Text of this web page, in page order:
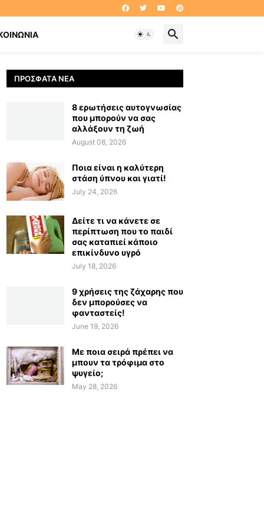
ΠΡΌΣΦΑΤΑ ΝΈΑ
8 ερωτήσεις αυτογνωσίας
που μπορούν να σας
αλλάξουν τη ζωή
August 08, 2026
Ποια είναι η καλύτερη
στάση ύπνου και γιατί!
July 24, 2026
Δείτε τι να κάνετε σε
περίπτωση που το παιδί
σας καταπιεί κάποιο
επικίνδυνο υγρό
July 18, 2026
9 χρήσεις της ζάχαρης που
δεν μπορούσες να
φανταστείς!
June 19, 2026
Με ποια σειρά πρέπει να
μπουν τα τρόφιμα στο
ψυγείο;
May 28, 2026